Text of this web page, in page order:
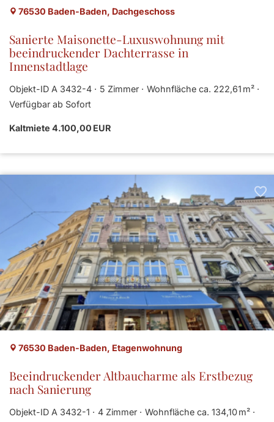
76530 Baden-Baden, Dachgeschoss
Sanierte Maisonette-Luxuswohnung mit
beeindruckender Dachterrasse in
Innenstadtlage
Objekt-ID A 3432-4 5 Zimmer
Wohnfläche ca. 222,61 m²
Verfügbar ab Sofort
Kaltmiete 4.100,00 EUR
76530 Baden-Baden, Etagenwohnung
Beeindruckender Altbaucharme als Erstbezug
nach Sanierung
Objekt-ID A 3432-1 4 Zimmer
Wohnfläche ca. 134,10 m²